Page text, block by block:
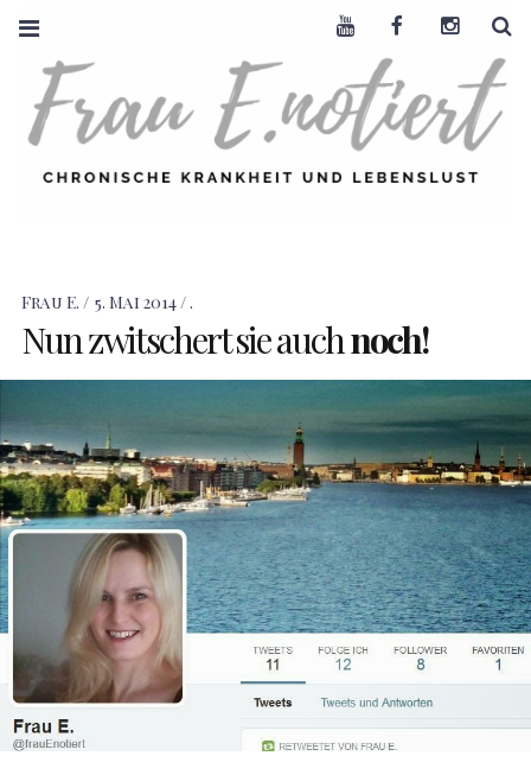
Frau E. 5. Mai 2014 .
Nun zwitschert sie auchnoch!
Youtube Facebook